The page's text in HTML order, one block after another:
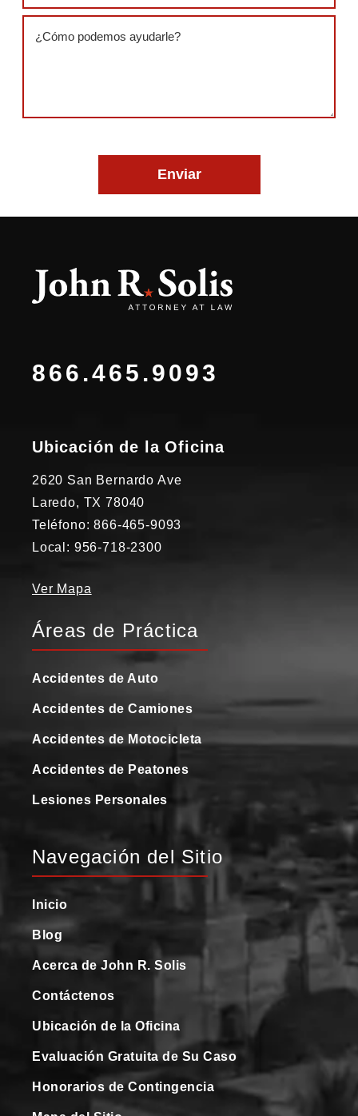
866.465.9093
Ubicación de la Oficina
2620 San Bernardo Ave
Laredo, TX 78040
Teléfono: 866-465-9093
Local: 956-718-2300
Ver Mapa
Áreas de Práctica
Accidentes de Auto
Accidentes de Camiones
Accidentes de Motocicleta
Accidentes de Peatones
Lesiones Personales
Navegación del Sitio
Inicio
Blog
Acerca de John R. Solis
Contáctenos
Ubicación de la Oficina
Evaluación Gratuita de Su Caso
Honorarios de Contingencia